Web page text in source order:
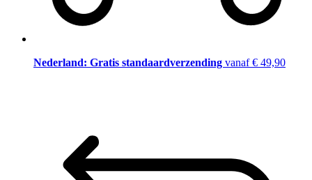
Nederland: Gratis standaardverzending vanaf € 49,90